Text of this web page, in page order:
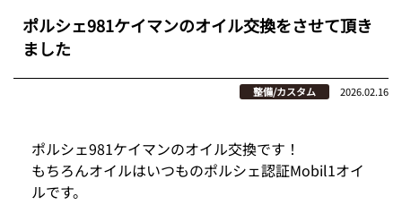
ポルシェ981ケイマンのオイル交換をさせて頂き
ました
整備/カスタム 2026.02.16
ポルシェ981ケイマンのオイル交換です！
もちろんオイルはいつものポルシェ認証Mobil1オイ
ルです。